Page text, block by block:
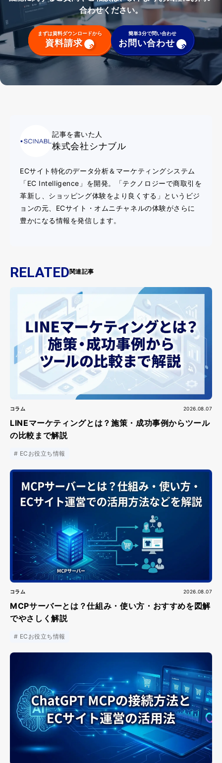
合わせください。
まずは資料ダウンロードから
資料請求
簡単3分で問い合わせ
お問い合わせ
記事を書いた人
株式会社シナブル
ECサイト特化のデータ分析＆マーケティングシステム
「EC Intelligence」を開発。「テクノロジーで商取引を
革新し、ショッピング体験をより良くする」というビジ
ョンの元、ECサイト・オムニチャネルの体験がさらに
豊かになる情報を発信します。
RELATED関連記事
コラム 2026.08.07
LINEマーケティングとは？施策・成功事例からツール
の比較まで解説
ECお役立ち情報
コラム 2026.08.07
MCPサーバーとは？仕組み・使い方・おすすめを図解
でやさしく解説
ECお役立ち情報